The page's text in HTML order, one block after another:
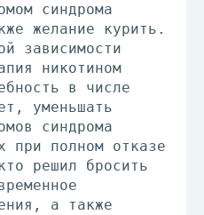
синдрома
желание курить.
зависимости
никотином
в числе
уменьшать
синдрома
при полном отказе
решил бросить
а также